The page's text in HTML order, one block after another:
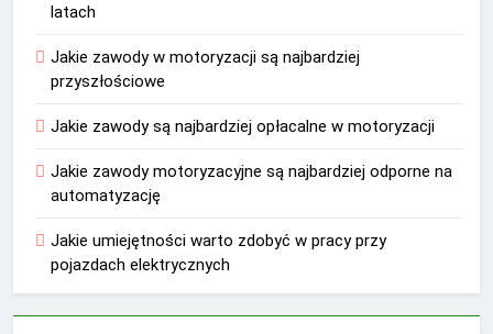
latach
Jakie zawody w motoryzacji są najbardziej
przyszłościowe
Jakie zawody są najbardziej opłacalne w motoryzacji
Jakie zawody motoryzacyjne są najbardziej odporne na
automatyzację
Jakie umiejętności warto zdobyć w pracy przy
pojazdach elektrycznych